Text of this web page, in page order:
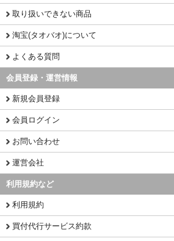
取り扱いできない商品
淘宝(タオバオ)について
よくある質問
会員登録・運営情報
新規会員登録
会員ログイン
お問い合わせ
運営会社
利用規約など
利用規約
買付代行サービス約款